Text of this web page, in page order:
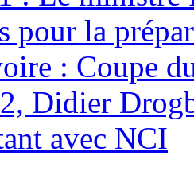
pour la